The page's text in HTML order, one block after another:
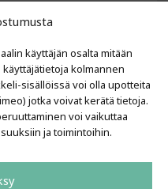
käyttäjän osalta mitään
kolmannen
sisällöissä voi olla upotteita
jotka voivat kerätä tietoja.
voi vaikuttaa
ja toimintoihin.